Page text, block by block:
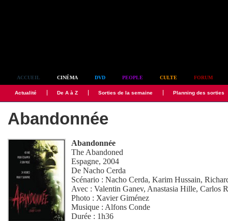
ACCUEIL CINÉMA DVD PEOPLE CULTE FORUM
Actualité De A à Z Sorties de la semaine Planning des sorties
Abandonnée
Abandonnée
The Abandoned
Espagne, 2004
DeNacho Cerda
Scénario :Nacho Cerda,Karim Hussain,
Avec :Valentin Ganev, Anastasia Hille,Carlos
Photo : Xavier Giménez
Musique : Alfons Conde
Durée : 1h36